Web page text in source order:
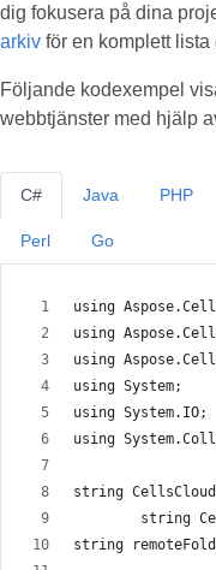
dig fokusera på dina
arkiv för en komplett
Följande kodexempel
webbtjänster med hjälp
C#
using
using
using
using System;
using System.IO;
using
string
string
string
Java PHP
Perl Go